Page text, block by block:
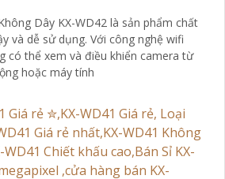
Dây KX-WD42 là sản phẩm chất
Với công nghệ wifi
có thể xem và điều khiển camera từ
hoặc máy tính